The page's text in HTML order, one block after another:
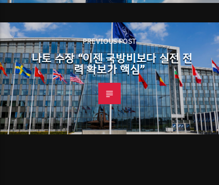
PREVIOUS POST
나토 수장 “이젠 국방비보다 실전 전
력 확보가 핵심”